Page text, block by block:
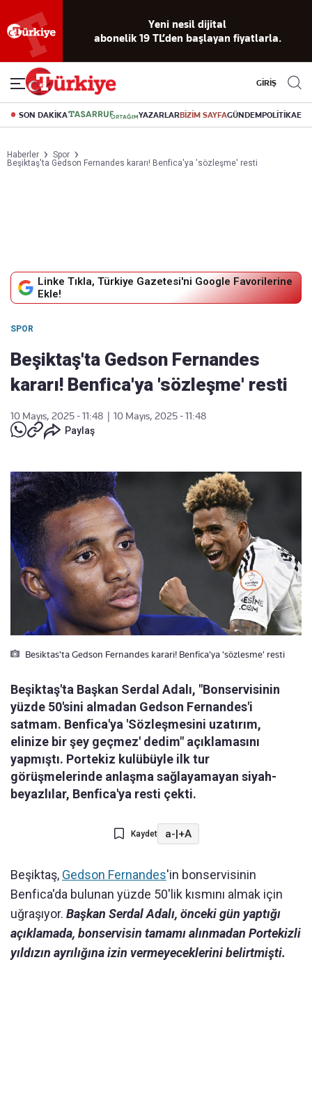
Yeni nesil dijital
abonelik 19 TL’den başlayan fiyatlarla.
GİRİŞ
SON DAKİKA YAZARLARBİZİM SAYFAGÜNDEMPOLİTİKA
Haberler
Spor
Beşiktaş'ta Gedson Fernandes kararı! Benfica'ya 'sözleşme' resti
Linke Tıkla, Türkiye Gazetesi'ni Google Favorilerine
Ekle!
SPOR
Beşiktaş'ta Gedson Fernandes
kararı! Benfica'ya 'sözleşme' resti
10 Mayıs, 2025 - 11:48
10 Mayıs, 2025 - 11:48
Paylaş
Besiktas'ta Gedson Fernandes karari! Benfica'ya 'sözlesme' resti
Beşiktaş'ta Başkan Serdal Adalı, "Bonservisinin
yüzde 50'sini almadan Gedson Fernandes'i
satmam. Benfica'ya 'Sözleşmesini uzatırım,
elinize bir şey geçmez' dedim" açıklamasını
yapmıştı. Portekiz kulübüyle ilk tur
görüşmelerinde anlaşma sağlayamayan siyah-
beyazlılar, Benfica'ya resti çekti.
Kaydet a-|+A
Beşiktaş, Gedson Fernandes'in bonservisinin
Benfica'da bulunan yüzde 50'lik kısmını almak için
uğraşıyor. Başkan Serdal Adalı, önceki gün yaptığı
açıklamada, bonservisin tamamı alınmadan Portekizli
yıldızın ayrılığına izin vermeyeceklerini belirtmişti.